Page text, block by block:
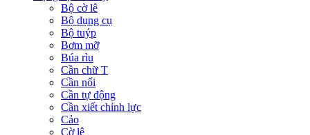
Bộ cờ lê
Bộ dụng cụ
Bộ tuýp
Bơm mỡ
Búa rìu
Cần chữ T
Cần nối
Cần tự động
Cần xiết chỉnh lực
Cảo
Cờ lê